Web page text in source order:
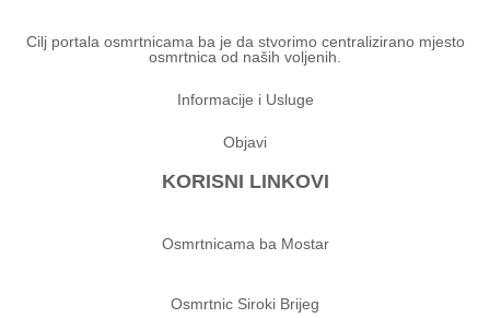
Cilj portala osmrtnicama ba je da stvorimo centralizirano mjesto
osmrtnica od naših voljenih.
Informacije i Usluge
Objavi
KORISNI LINKOVI
Osmrtnicama ba Mostar
Osmrtnic Siroki Brijeg